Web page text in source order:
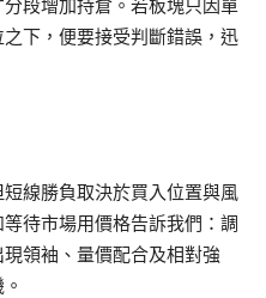
段增加持倉。若板塊只因單
下，便要接受判斷錯誤，迅
線勝負取決於買入位置與風
待市場用價格告訴我們：調
領袖、量價配合及相對強